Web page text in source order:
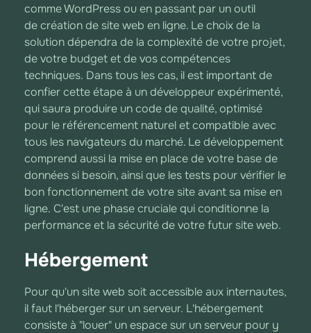
comme WordPress ou en passant par un outil
de création de site web en ligne. Le choix de la
solution dépendra de la complexité de votre projet,
de votre budget et de vos compétences
techniques. Dans tous les cas, il est important de
confier cette étape à un développeur expérimenté,
qui saura produire un code de qualité, optimisé
pour le référencement naturel et compatible avec
tous les navigateurs du marché. Le développement
comprend aussi la mise en place de votre base de
données si besoin, ainsi que les tests pour vérifier le
bon fonctionnement de votre site avant sa mise en
ligne. C'est une phase cruciale qui conditionne la
performance et la sécurité de votre futur site web.
Hébergement
Pour qu'un site web soit accessible aux internautes,
il faut l'héberger sur un serveur. L'hébergement
consiste à "louer" un espace sur un serveur pour y